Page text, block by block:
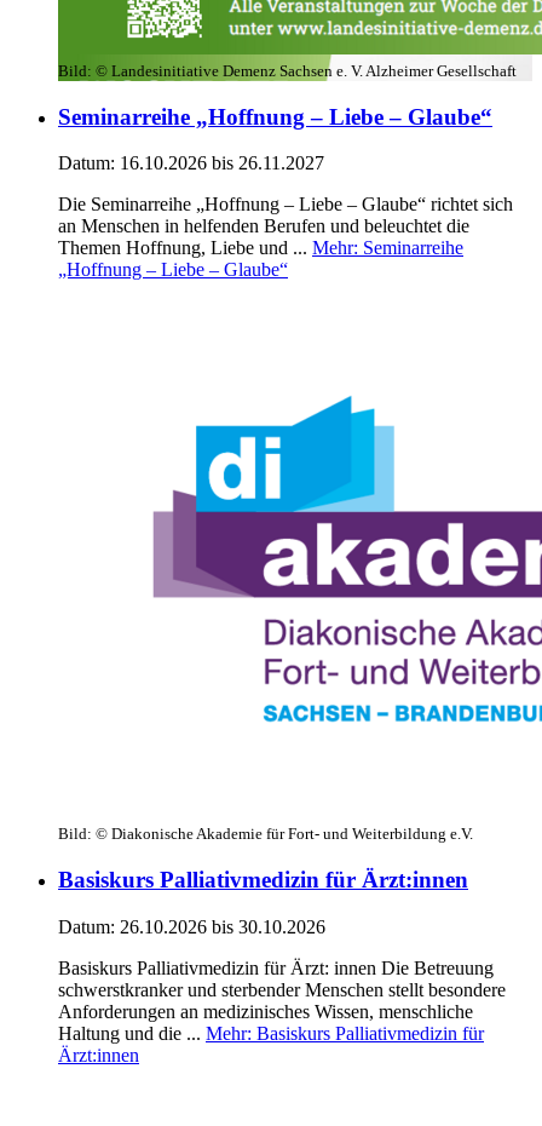
Bild: © Landesinitiative Demenz Sachsen e. V. Alzheimer Gesellschaft
Seminarreihe „Hoffnung – Liebe – Glaube“
Datum: 16.10.2026 bis 26.11.2027
Die Seminarreihe „Hoffnung – Liebe – Glaube“ richtet sich
an Menschen in helfenden Berufen und beleuchtet die
Themen Hoffnung, Liebe und ... Mehr: Seminarreihe
„Hoffnung – Liebe – Glaube“
Bild: © Diakonische Akademie für Fort- und Weiterbildung e.V.
Basiskurs Palliativmedizin für Ärzt:innen
Datum: 26.10.2026 bis 30.10.2026
Basiskurs Palliativmedizin für Ärzt: innen Die Betreuung
schwerstkranker und sterbender Menschen stellt besondere
Anforderungen an medizinisches Wissen, menschliche
Haltung und die ... Mehr: Basiskurs Palliativmedizin für
Ärzt:innen